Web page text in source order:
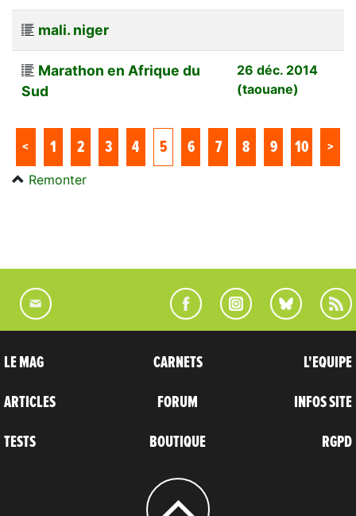
mali. niger
Marathon en Afrique du
Sud
26 déc. 2014
(taouane)
< 1 2 3 4 5 6 7 8 9 10 >
Remonter
LE MAG
ARTICLES
TESTS
CARNETS
FORUM
BOUTIQUE
L'EQUIPE
INFOS SITE
RGPD